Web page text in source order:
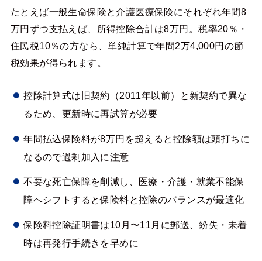
たとえば一般生命保険と介護医療保険にそれぞれ年間8
万円ずつ支払えば、所得控除合計は8万円。税率20％・
住民税10％の方なら、単純計算で年間2万4,000円の節
税効果が得られます。
控除計算式は旧契約（2011年以前）と新契約で異な
るため、更新時に再試算が必要
年間払込保険料が8万円を超えると控除額は頭打ちに
なるので過剰加入に注意
不要な死亡保障を削減し、医療・介護・就業不能保
障へシフトすると保険料と控除のバランスが最適化
保険料控除証明書は10月〜11月に郵送、紛失・未着
時は再発行手続きを早めに